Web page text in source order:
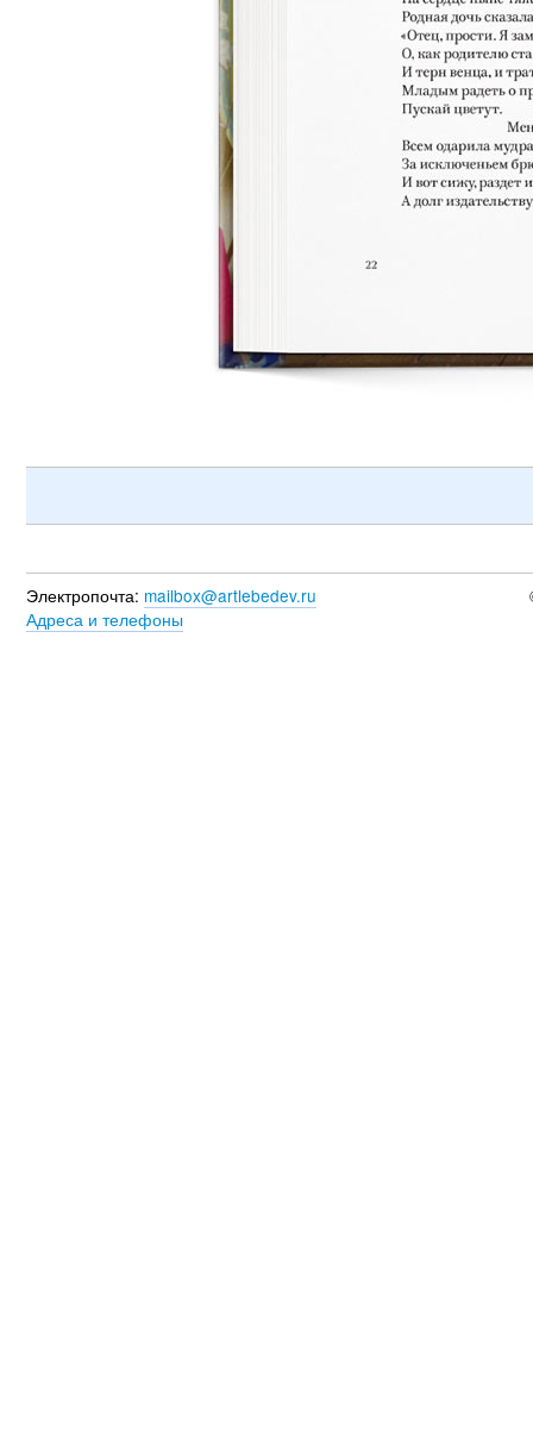
Электропочта: mailbox@artlebedev.ru
Адреса и телефоны